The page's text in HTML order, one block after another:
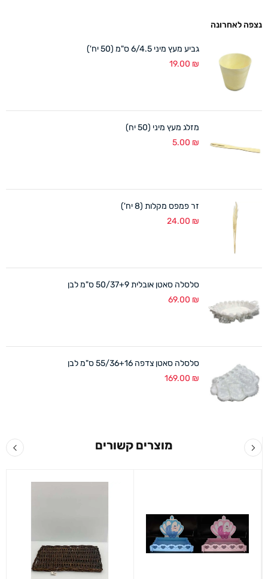
נצפה לאחרונה
גביע מעץ מיני 6/4.5 ס"מ (50 יח')
19.00 ₪
מזלג מעץ מיני (50 יח)
5.00 ₪
זר פמפס מקלות (8 יח')
24.00 ₪
סלסלה סאטן אובלית 50/37+9 ס"מ לבן
69.00 ₪
סלסלה סאטן צדפה 55/36+16 ס"מ לבן
169.00 ₪
מוצרים קשורים